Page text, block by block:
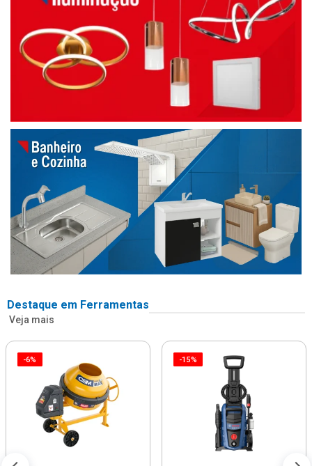
Destaque em Ferramentas
Veja mais
-6% -15%